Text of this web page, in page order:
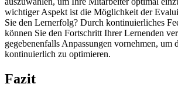
wichtiger Aspekt ist die Möglichkeit der
Sie den Lernerfolg? Durch kontinuierliches
können Sie den Fortschritt Ihrer Lernenden
gegebenenfalls Anpassungen vornehmen, um
kontinuierlich zu optimieren.
Fazit